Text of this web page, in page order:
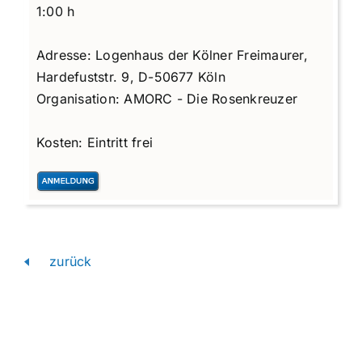
1:00 h
Adresse: Logenhaus der Kölner Freimaurer,
Hardefuststr. 9, D-50677 Köln
Organisation: AMORC - Die Rosenkreuzer
Kosten: Eintritt frei
zurück